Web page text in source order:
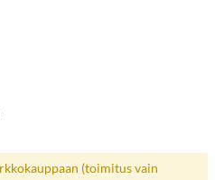
(toimitus vain